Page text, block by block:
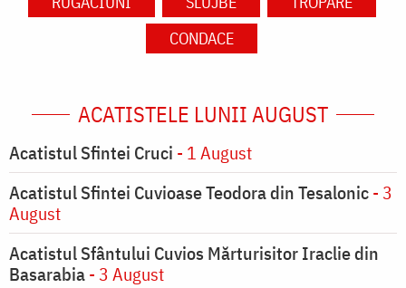
CONDACE
ACATISTELE LUNII AUGUST
Acatistul Sfintei Cruci - 1 August
Acatistul Sfintei Cuvioase Teodora din Tesalonic- 3
August
Acatistul Sfântului Cuvios Mărturisitor Iraclie din
Basarabia- 3 August